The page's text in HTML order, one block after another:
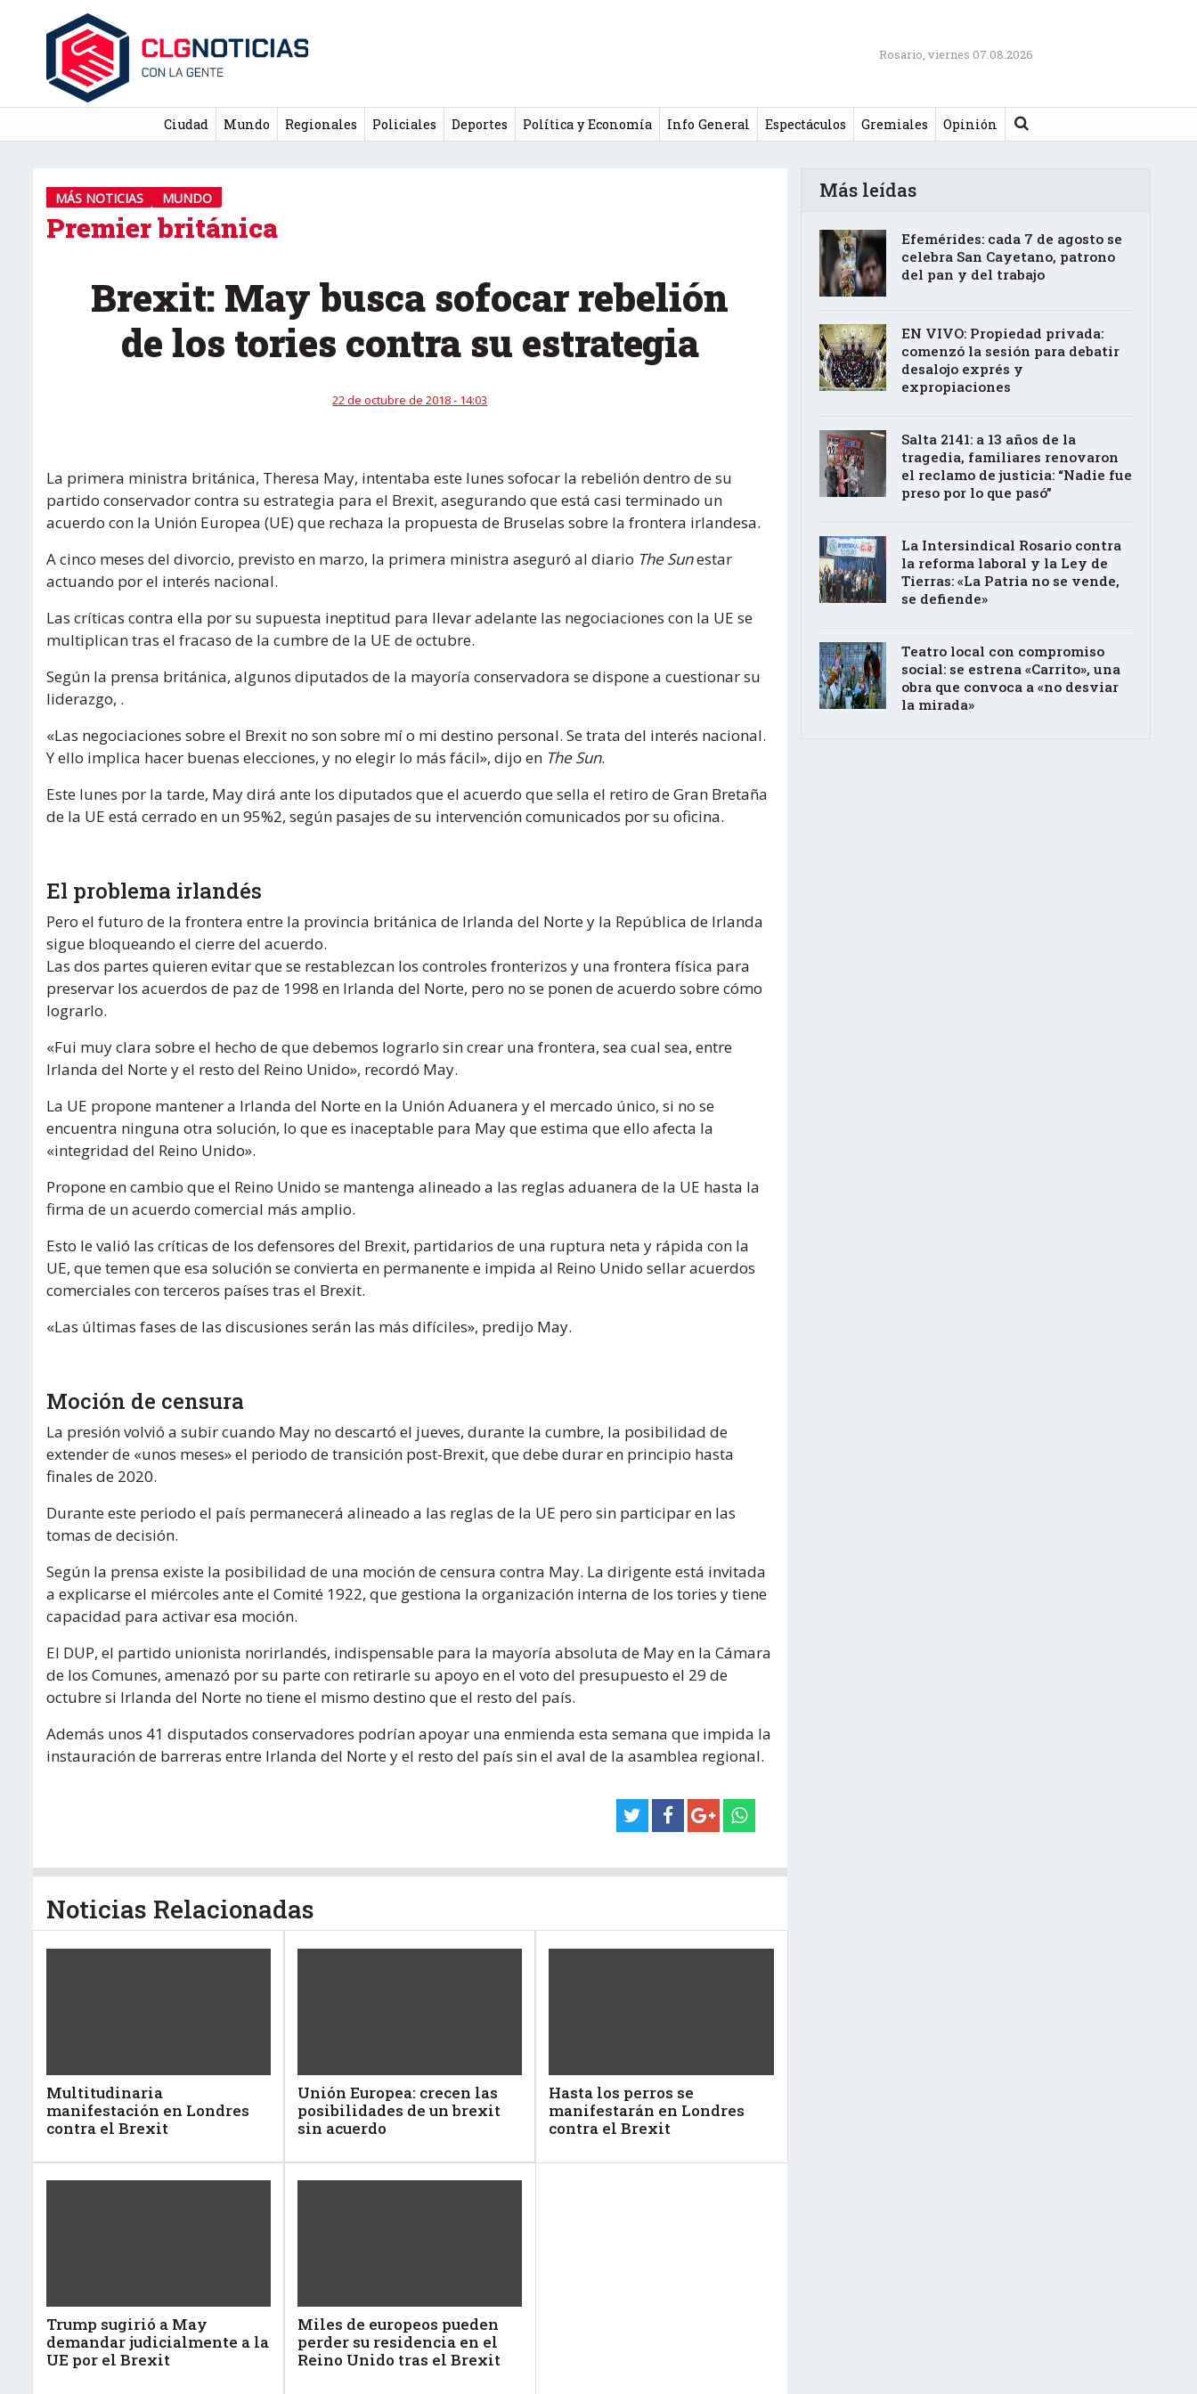
Rosario, viernes 07.08.2026
Ciudad Mundo Regionales Policiales Deportes Política y Economía Info General Espectáculos Gremiales Opinión Buscar
MÁS NOTICIAS MUNDO
Premier británica
Brexit: May busca sofocar rebelión
de los tories contra su estrategia
22 de octubre de 2018 - 14:03
La primera ministra británica, Theresa May, intentaba este lunes sofocar la rebelión dentro de su
partido conservador contra su estrategia para el Brexit, asegurando que está casi terminado un
acuerdo con la Unión Europea (UE) que rechaza la propuesta de Bruselas sobre la frontera irlandesa.
A cinco meses del divorcio, previsto en marzo, la primera ministra aseguró al diario The Sunestar
actuando por el interés nacional.
Las críticas contra ella por su supuesta ineptitud para llevar adelante las negociaciones con la UE se
multiplican tras el fracaso de la cumbre de la UE de octubre.
Según la prensa británica, algunos diputados de la mayoría conservadora se dispone a cuestionar su
liderazgo, .
«Las negociaciones sobre el Brexit no son sobre mí o mi destino personal. Se trata del interés nacional.
Y ello implica hacer buenas elecciones, y no elegir lo más fácil», dijo en The Sun.
Este lunes por la tarde, May dirá ante los diputados que el acuerdo que sella el retiro de Gran Bretaña
de la UE está cerrado en un 95%2, según pasajes de su intervención comunicados por su oficina.
El problema irlandés
Pero el futuro de la frontera entre la provincia británica de Irlanda del Norte y la República de Irlanda
sigue bloqueando el cierre del acuerdo.
Las dos partes quieren evitar que se restablezcan los controles fronterizos y una frontera física para
preservar los acuerdos de paz de 1998 en Irlanda del Norte, pero no se ponen de acuerdo sobre cómo
lograrlo.
«Fui muy clara sobre el hecho de que debemos lograrlo sin crear una frontera, sea cual sea, entre
Irlanda del Norte y el resto del Reino Unido», recordó May.
La UE propone mantener a Irlanda del Norte en la Unión Aduanera y el mercado único, si no se
encuentra ninguna otra solución, lo que es inaceptable para May que estima que ello afecta la
«integridad del Reino Unido».
Propone en cambio que el Reino Unido se mantenga alineado a las reglas aduanera de la UE hasta la
firma de un acuerdo comercial más amplio.
Esto le valió las críticas de los defensores del Brexit, partidarios de una ruptura neta y rápida con la
UE, que temen que esa solución se convierta en permanente e impida al Reino Unido sellar acuerdos
comerciales con terceros países tras el Brexit.
«Las últimas fases de las discusiones serán las más difíciles», predijo May.
Moción de censura
La presión volvió a subir cuando May no descartó el jueves, durante la cumbre, la posibilidad de
extender de «unos meses» el periodo de transición post-Brexit, que debe durar en principio hasta
finales de 2020.
Durante este periodo el país permanecerá alineado a las reglas de la UE pero sin participar en las
tomas de decisión.
Según la prensa existe la posibilidad de una moción de censura contra May. La dirigente está invitada
a explicarse el miércoles ante el Comité 1922, que gestiona la organización interna de los tories y tiene
capacidad para activar esa moción.
El DUP, el partido unionista norirlandés, indispensable para la mayoría absoluta de May en la Cámara
de los Comunes, amenazó por su parte con retirarle su apoyo en el voto del presupuesto el 29 de
octubre si Irlanda del Norte no tiene el mismo destino que el resto del país.
Además unos 41 disputados conservadores podrían apoyar una enmienda esta semana que impida la
instauración de barreras entre Irlanda del Norte y el resto del país sin el aval de la asamblea regional.
Noticias Relacionadas
Multitudinaria
manifestación en Londres
contra el Brexit
Unión Europea: crecen las
posibilidades de un brexit
sin acuerdo
Hasta los perros se
manifestarán en Londres
contra el Brexit
Trump sugirió a May
demandar judicialmente a la
UE por el Brexit
Miles de europeos pueden
perder su residencia en el
Reino Unido tras el Brexit
Más leídas
Efemérides: cada 7 de agosto se
celebra San Cayetano, patrono
del pan y del trabajo
EN VIVO: Propiedad privada:
comenzó la sesión para debatir
desalojo exprés y
expropiaciones
Salta 2141: a 13 años de la
tragedia, familiares renovaron
el reclamo de justicia: “Nadie fue
preso por lo que pasó”
La Intersindical Rosario contra
la reforma laboral y la Ley de
Tierras: «La Patria no se vende,
se defiende»
Teatro local con compromiso
social: se estrena «Carrito», una
obra que convoca a «no desviar
la mirada»